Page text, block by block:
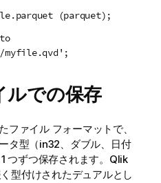
(parquet);
myfile.qvd';
ルでの保存
ァイル フォーマットで、
タ型（in32、ダブル、日付
つずつ保存されます。 Qlik
型付けされたデュアルとし